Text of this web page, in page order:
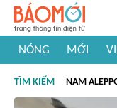
NÓNG MỚI
#Khám phá thế giới
TÌM KIẾM NAM